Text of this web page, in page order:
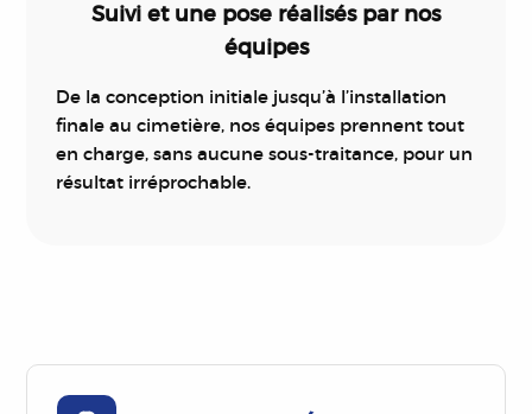
Suivi et une pose réalisés par nos
équipes
De la conception initiale jusqu’à l’installation
finale au cimetière, nos équipes prennent tout
en charge, sans aucune sous-traitance, pour un
résultat irréprochable.